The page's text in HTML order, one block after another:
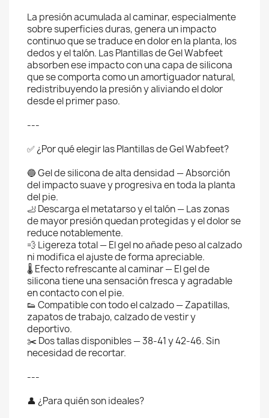
La presión acumulada al caminar, especialmente
sobre superficies duras, genera un impacto
continuo que se traduce en dolor en la planta, los
dedos y el talón. Las Plantillas de Gel Wabfeet
absorben ese impacto con una capa de silicona
que se comporta como un amortiguador natural,
redistribuyendo la presión y aliviando el dolor
desde el primer paso.
---
✅ ¿Por qué elegir las Plantillas de Gel Wabfeet?
🔵 Gel de silicona de alta densidad — Absorción
del impacto suave y progresiva en toda la planta
del pie.
🦶 Descarga el metatarso y el talón — Las zonas
de mayor presión quedan protegidas y el dolor se
reduce notablemente.
💨 Ligereza total — El gel no añade peso al calzado
ni modifica el ajuste de forma apreciable.
🌡️ Efecto refrescante al caminar — El gel de
silicona tiene una sensación fresca y agradable
en contacto con el pie.
👟 Compatible con todo el calzado — Zapatillas,
zapatos de trabajo, calzado de vestir y
deportivo.
✂️ Dos tallas disponibles — 38-41 y 42-46. Sin
necesidad de recortar.
---
👤 ¿Para quién son ideales?